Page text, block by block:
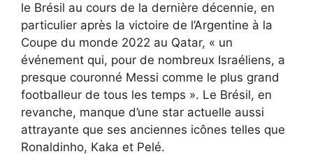
le Brésil au cours de la dernière décennie, en
particulier après la victoire de l’Argentine à la
Coupe du monde 2022 au Qatar, « un
événement qui, pour de nombreux Israéliens, a
presque couronné Messi comme le plus grand
footballeur de tous les temps ». Le Brésil, en
revanche, manque d’une star actuelle aussi
attrayante que ses anciennes icônes telles que
Ronaldinho, Kaka et Pelé.